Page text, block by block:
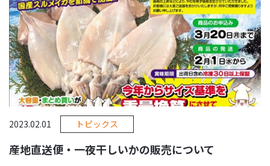
2023.02.01 トピックス
産地直送便・一夜干しいかの販売について